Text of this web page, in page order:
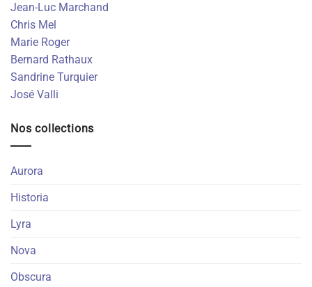
Jean-Luc Marchand
Chris Mel
Marie Roger
Bernard Rathaux
Sandrine Turquier
José Valli
Nos collections
Aurora
Historia
Lyra
Nova
Obscura